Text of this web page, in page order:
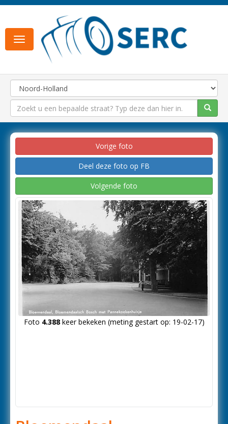
Toggle
navigation
Vorige foto
Deel deze foto op FB
Volgende foto
Foto 4.388keer bekeken (meting gestart op: 19-02-17)